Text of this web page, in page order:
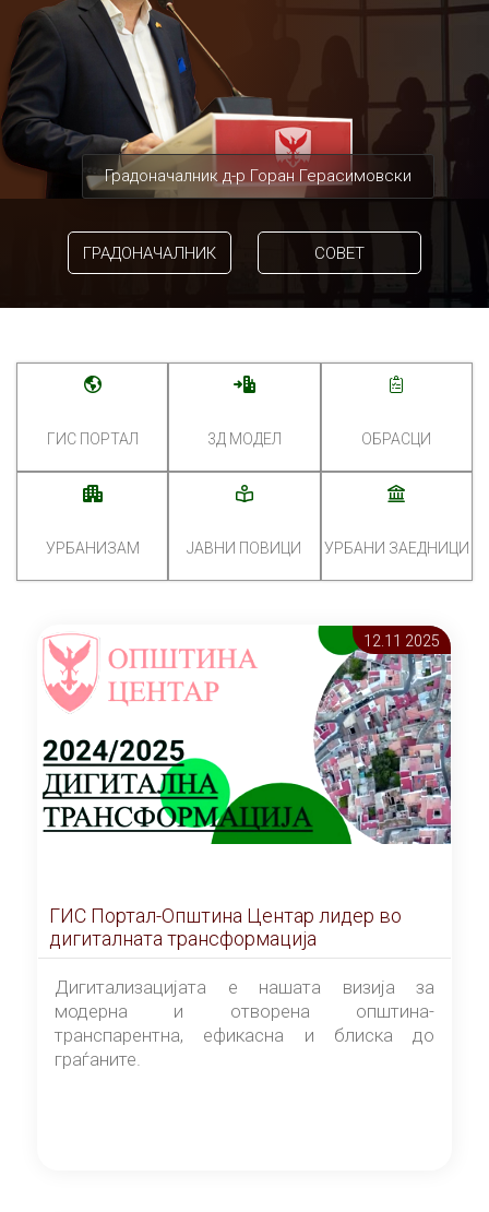
Градоначалник д-р Горан Герасимовски
ГРАДОНАЧАЛНИК СОВЕТ
ГИС ПОРТАЛ 3Д МОДЕЛ ОБРАСЦИ
УРБАНИЗАМ ЈАВНИ ПОВИЦИ УРБАНИ ЗАЕДНИЦИ
12.11 2025
ГИС Портал-Општина Центар лидер во
дигиталната трансформација
Дигитализацијата е нашата визија за
модерна и отворена општина-
транспарентна, ефикасна и блиска до
граѓаните.